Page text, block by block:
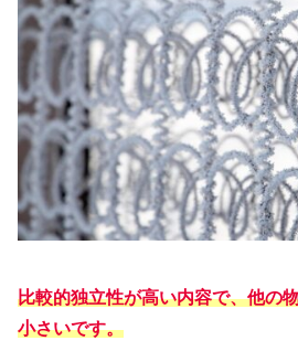
比較的独立性が高い内容で、他の
小さいです。